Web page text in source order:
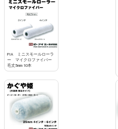
PIA ミニスモールローラ
ー マイクロファイバー
毛丈5mm 10本